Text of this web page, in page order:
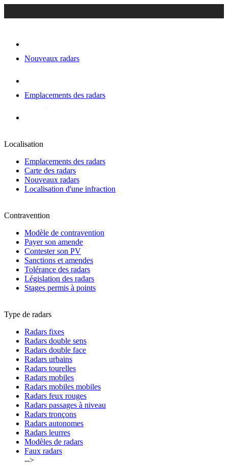
Nouveaux radars
Emplacements des radars
Localisation
Emplacements des radars
Carte des radars
Nouveaux radars
Localisation d'une infraction
Contravention
Modèle de contravention
Payer son amende
Contester son PV
Sanctions et amendes
Tolérance des radars
Législation des radars
Stages permis à points
Type de radars
Radars fixes
Radars double sens
Radars double face
Radars urbains
Radars tourelles
Radars mobiles
Radars mobiles mobiles
Radars feux rouges
Radars passages à niveau
Radars tronçons
Radars autonomes
Radars leurres
Modèles de radars
Faux radars
-->